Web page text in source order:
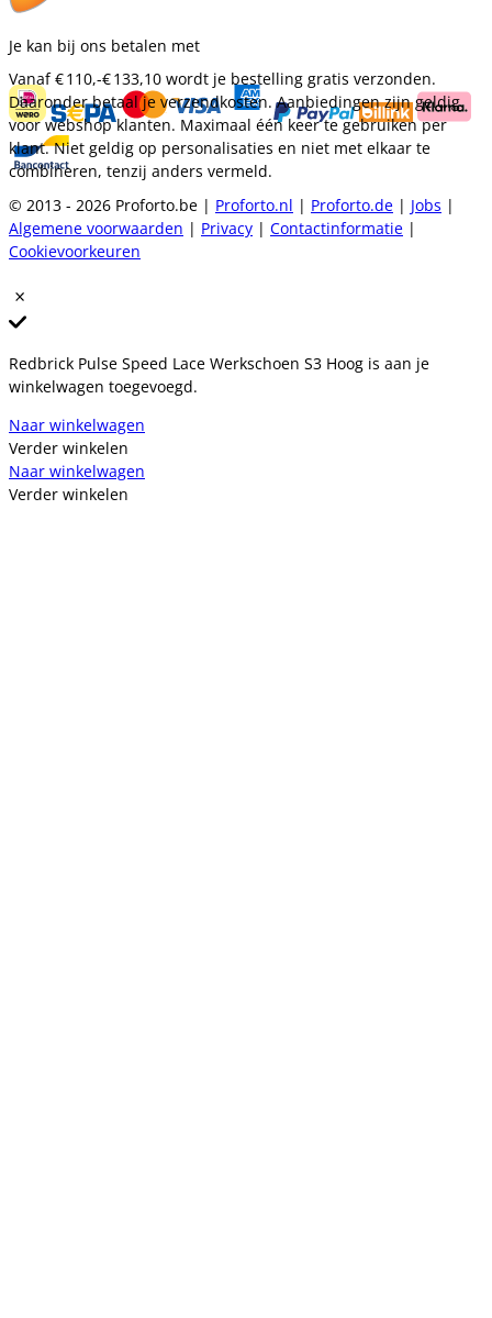
Je kan bij ons betalen met
Vanaf€ 110,-€ 133,10 wordt je bestelling gratis verzonden.
Daaronder betaal je verzendkosten. Aanbiedingen zijn geldig
voor webshop klanten. Maximaal één keer te gebruiken per
klant. Niet geldig op personalisaties en niet met elkaar te
combineren, tenzij anders vermeld.
© 2013 - 2026 Proforto.be | Proforto.nl | Proforto.de | Jobs |
Algemene voorwaarden | Privacy | Contactinformatie |
Cookievoorkeuren
Redbrick Pulse Speed Lace Werkschoen S3 Hoog is aan je
winkelwagen toegevoegd.
Naar winkelwagen
Verder winkelen
Naar winkelwagen
Verder winkelen